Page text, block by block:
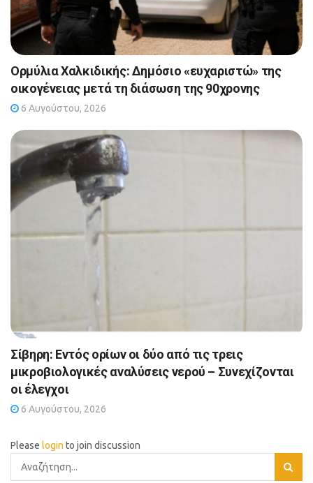
Ορμύλια Χαλκιδικής: Δημόσιο «ευχαριστώ» της
οικογένειας μετά τη διάσωση της 90χρονης
6 Αυγούστου, 2026
Σίβηρη: Εντός ορίων οι δύο από τις τρεις
μικροβιολογικές αναλύσεις νερού – Συνεχίζονται
οι έλεγχοι
6 Αυγούστου, 2026
Please login to join discussion